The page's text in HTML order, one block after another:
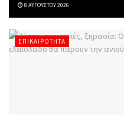
8 ΑΥΓΟΎΣΤΟΥ 2026
ΕΠΙΚΑΙΡΌΤΗΤΑ